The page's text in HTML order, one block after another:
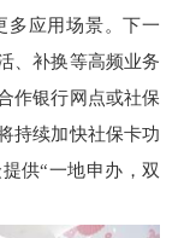
多应用场景。下一
、补换等高频业务
作银行网点或社保
持续加快社保卡功
供“一地申办，双